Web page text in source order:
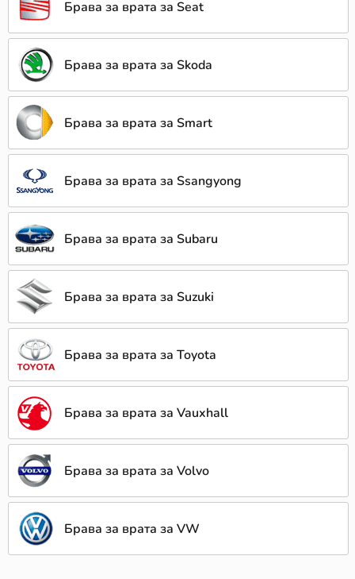
Брава за врата за Seat
Брава за врата за Skoda
Брава за врата за Smart
Брава за врата за Ssangyong
Брава за врата за Subaru
Брава за врата за Suzuki
Брава за врата за Toyota
Брава за врата за Vauxhall
Брава за врата за Volvo
Брава за врата за VW